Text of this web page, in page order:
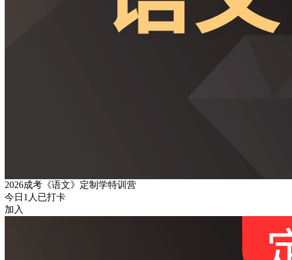
2026成考《语文》定制学特训营
今日 1 人已打卡
加入